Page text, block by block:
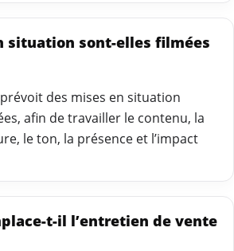
situation sont-elles filmées
des mises en situation
afin de travailler le contenu, la
le ton, la présence et l’impact
t-il l’entretien de vente